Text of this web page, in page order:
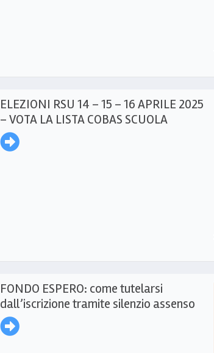
ELEZIONI RSU 14 – 15 – 16 APRILE 2025
– VOTA LA LISTA COBAS SCUOLA
FONDO ESPERO: come tutelarsi
dall’iscrizione tramite silenzio assenso